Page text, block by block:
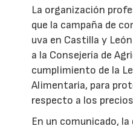
La organización
que la campaña de
uva en Castilla y
a la Consejería de
cumplimiento de la
Alimentaria, para
respecto a los
En un comunicado,